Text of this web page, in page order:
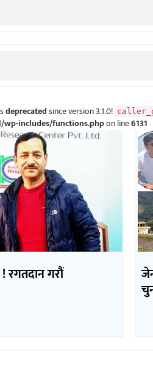
deprecatedsince version 3.1.0!
includes/functions.phpon line6131
! रगतदान गरौं